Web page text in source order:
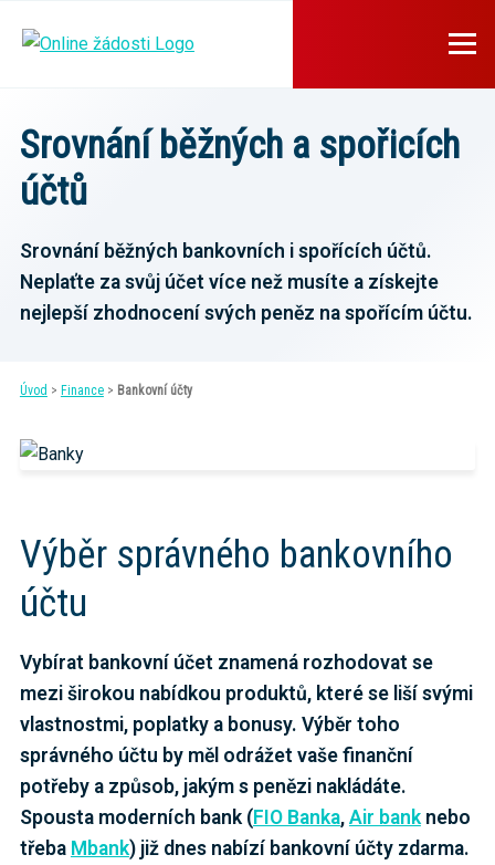
Srovnání běžných a spořicích
účtů
Srovnání běžných bankovních i spořících účtů.
Neplaťte za svůj účet více než musíte a získejte
nejlepší zhodnocení svých peněz na spořícím účtu.
Úvod > Finance> Bankovní účty
Výběr správného bankovního
účtu
Vybírat bankovní účet znamená rozhodovat se
mezi širokou nabídkou produktů, které se liší svými
vlastnostmi, poplatky a bonusy. Výběr toho
správného účtu by měl odrážet vaše finanční
potřeby a způsob, jakým s penězi nakládáte.
Spousta moderních bank (FIO Banka, Air banknebo
třeba Mbank) již dnes nabízí bankovní účty zdarma.